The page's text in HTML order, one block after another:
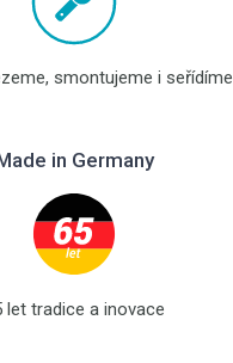
smontujeme i seřídíme
in Germany
let tradice a inovace